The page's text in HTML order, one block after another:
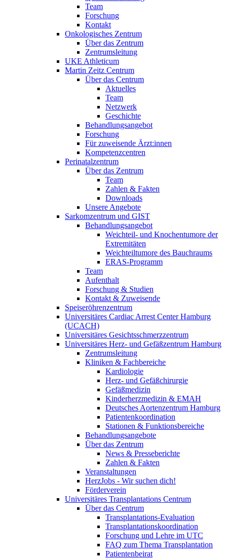
Team
Forschung
Kontakt
Onkologisches Zentrum
Über das Zentrum
Zentrumsleitung
UKE Athleticum
Martin Zeitz Centrum
Über das Centrum
Aktuelles
Team
Netzwerk
Geschichte
Behandlungsangebot
Forschung
Für zuweisende Ärzt:innen
Kompetenzcentren
Perinatalzentrum
Über das Zentrum
Team
Zahlen & Fakten
Downloads
Unsere Angebote
Sarkomzentrum und GIST
Behandlungsangebot
Weichteil- und Knochentumore der
Extremitäten
Weichteiltumore des Bauchraums
ERAS-Programm
Team
Aufenthalt
Forschung & Studien
Kontakt & Zuweisende
Speiseröhrenzentrum
Universitäres Cardiac Arrest Center Hamburg
(UCACH)
Universitäres Gesichtsschmerzzentrum
Universitäres Herz- und Gefäßzentrum Hamburg
Zentrumsleitung
Kliniken & Fachbereiche
Kardiologie
Herz- und Gefäßchirurgie
Gefäßmedizin
Kinderherzmedizin & EMAH
Deutsches Aortenzentrum Hamburg
Patientenkoordination
Stationen & Funktionsbereiche
Behandlungsangebote
Über das Zentrum
News & Presseberichte
Zahlen & Fakten
Veranstaltungen
HerzJobs - Wir suchen dich!
Förderverein
Universitäres Transplantations Centrum
Über das Centrum
Transplantations-Evaluation
Transplantationskoordination
Forschung und Lehre im UTC
FAQ zum Thema Transplantation
Patientenbeirat